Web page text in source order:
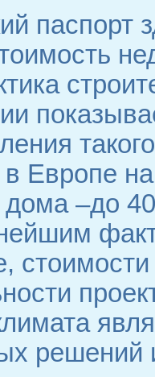
паспорт
в Европе
дома –до
решений